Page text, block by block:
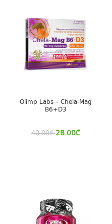
Olimp Labs – Chela-Mag
B6+D3
40.00₾ 28.00₾